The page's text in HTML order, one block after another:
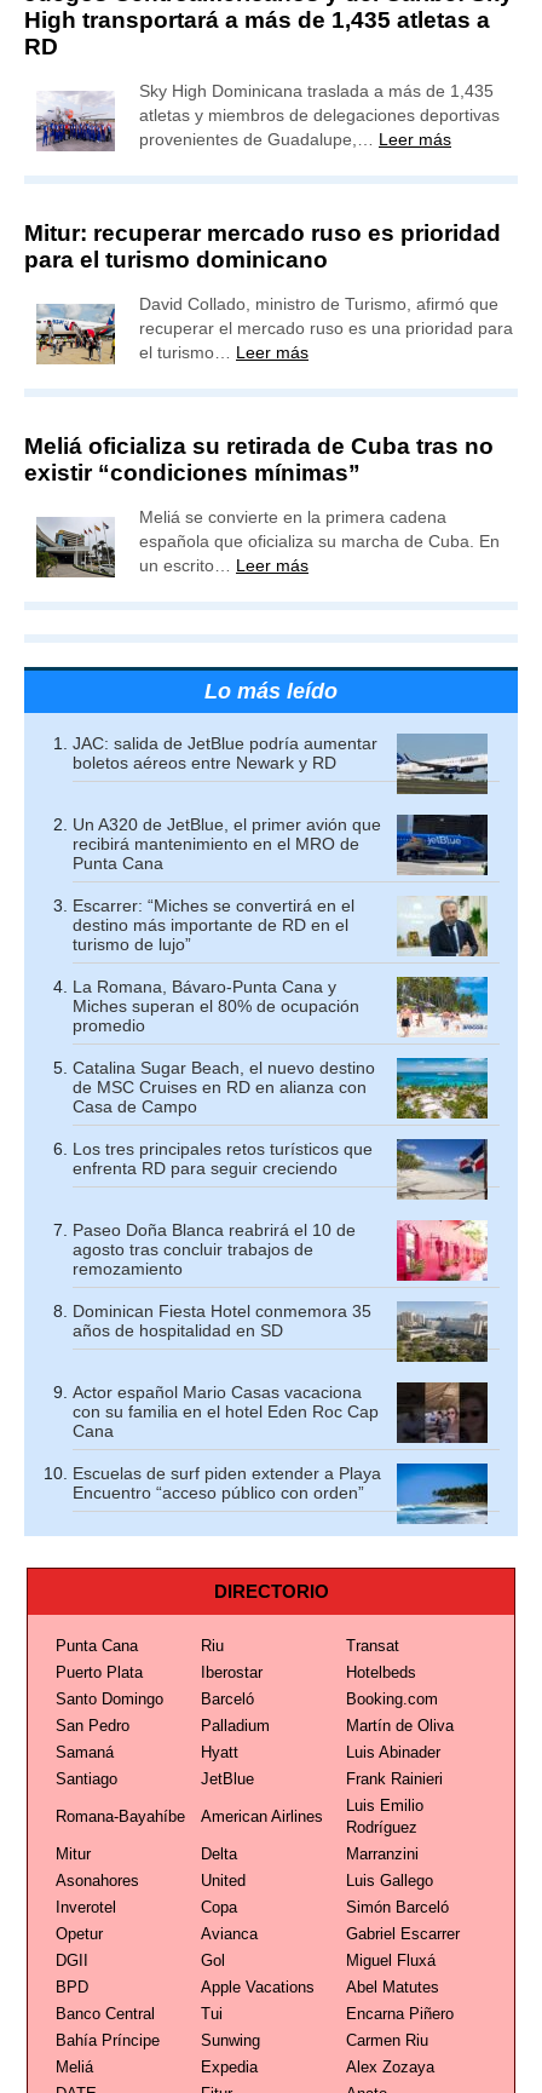
High transportará a más de 1,435 atletas a
RD
Sky High Dominicana traslada a más de 1,435
atletas y miembros de delegaciones deportivas
provenientes de Guadalupe,… Leer más
Mitur: recuperar mercado ruso es prioridad
para el turismo dominicano
David Collado, ministro de Turismo, afirmó que
recuperar el mercado ruso es una prioridad para
el turismo… Leer más
Meliá oficializa su retirada de Cuba tras no
existir “condiciones mínimas”
Meliá se convierte en la primera cadena
española que oficializa su marcha de Cuba. En
un escrito… Leer más
Lo más leído
JAC: salida de JetBlue podría aumentar
boletos aéreos entre Newark y RD
Un A320 de JetBlue, el primer avión que
recibirá mantenimiento en el MRO de
Punta Cana
Escarrer: “Miches se convertirá en el
destino más importante de RD en el
turismo de lujo”
La Romana, Bávaro-Punta Cana y
Miches superan el 80% de ocupación
promedio
Catalina Sugar Beach, el nuevo destino
de MSC Cruises en RD en alianza con
Casa de Campo
Los tres principales retos turísticos que
enfrenta RD para seguir creciendo
Paseo Doña Blanca reabrirá el 10 de
agosto tras concluir trabajos de
remozamiento
Dominican Fiesta Hotel conmemora 35
años de hospitalidad en SD
Actor español Mario Casas vacaciona
con su familia en el hotel Eden Roc Cap
Cana
Escuelas de surf piden extender a Playa
Encuentro “acceso público con orden”
DIRECTORIO
Punta Cana Riu
Transat
Puerto Plata
Iberostar
Hotelbeds
Santo Domingo
Barceló
Booking.com
San Pedro
Palladium
Martín de Oliva
Samaná
Hyatt
Luis Abinader
Santiago
JetBlue Frank Rainieri
Romana-Bayahíbe American Airlines
Luis Emilio
Rodríguez
Mitur
Delta
Marranzini
Asonahores
United
Luis Gallego
Inverotel
Copa
Simón Barceló
Opetur
Avianca
Gabriel Escarrer
DGII
Gol
Miguel Fluxá
BPD
Apple Vacations
Abel Matutes
Banco Central
Tui
Encarna Piñero
Bahía Príncipe
Sunwing
Carmen Riu
Meliá
Expedia
Alex Zozaya